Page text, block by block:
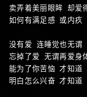
卖弄着美丽眼眸 却爱
如何有满足感 或内疚
没有爱 连睡觉也无谓
忘掉了爱 无谓再爱身
能为了你苦恼 才知道
明白怎么兴奋 才知道